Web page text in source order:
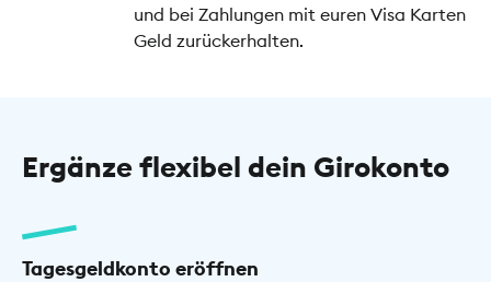
und bei Zahlungen mit euren Visa Karten
Geld zurückerhalten.
Ergänze flexibel dein Girokonto
Tagesgeldkonto eröffnen